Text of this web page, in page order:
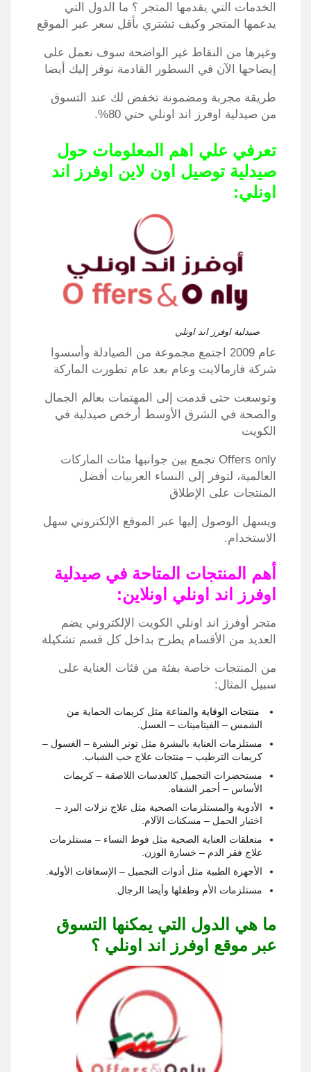
الخدمات التي يقدمها المتجر ؟ ما الدول التي
يدعمها المتجر وكيف تشتري بأقل سعر عبر الموقع
وغيرها من النقاط غير الواضحة سوف نعمل على
إيضاحها الآن في السطور القادمة نوفر إليك أيضا
طريقة مجربة ومضمونة تخفض لك عند التسوق
من صيدلية اوفرز اند اونلي حتي 80%.
تعرفي علي اهم المعلومات حول
صيدلية توصيل اون لاين اوفرز اند
اونلي:
صيدلية اوفرز اند اونلي
عام 2009 اجتمع مجموعة من الصيادلة وأسسوا
شركة فارمالايت وعام بعد عام تطورت الماركة
وتوسعت حتى قدمت إلى المهتمات بعالم الجمال
والصحة في الشرق الأوسط أرخص صيدلية في
الكويت
Offers only تجمع بين جوانبها مئات الماركات
العالمية، لتوفر إلى النساء العربيات أفضل
المنتجات على الإطلاق
ويسهل الوصول إليها عبر الموقع الإلكتروني سهل
الاستخدام.
أهم المنتجات المتاحة في صيدلية
اوفرز اند اونلي اونلاين:
متجر أوفرز اند اونلي الكويت الإلكتروني يضم
العديد من الأقسام يطرح بداخل كل قسم تشكيلة
من المنتجات خاصة بفئة من فئات العناية على
سبيل المثال:
منتجات الوقاية والمناعة مثل كريمات الحماية من
الشمس – الفيتامينات – العسل.
مستلزمات العناية بالبشرة مثل تونر البشرة – الغسول –
كريمات الترطيب – منتجات علاج حب الشباب.
مستحضرات التجميل كالعدسات اللاصقة – كريمات
الأساس – أحمر الشفاه.
الأدوية والمستلزمات الصحية مثل علاج نزلات البرد –
اختبار الحمل – مسكنات الآلام.
متعلقات العناية الصحية مثل فوط النساء – مستلزمات
علاج فقر الدم – خسارة الوزن.
الأجهزة الطبية مثل أدوات التجميل – الإسعافات الأولية.
مستلزمات الأم وطفلها وأيضا الرجال.
ما هي الدول التي يمكنها التسوق
عبر موقع اوفرز اند اونلي ؟